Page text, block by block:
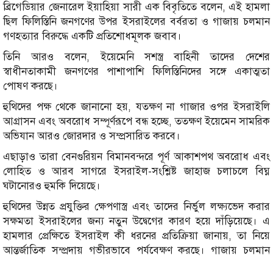
ব্রিগেডিয়ার জেনারেল ইয়াহিয়া সারী এক বিবৃতিতে বলেন, এই হামলা
ছিল ফিলিস্তিনি জনগণের উপর ইসরাইলের বর্বরতা ও গাজায় চলমান
গণহত্যার বিরুদ্ধে একটি প্রতিশোধমূলক জবাব।
তিনি আরও বলেন, ইয়েমেনি সশস্ত্র বাহিনী তাদের দেশের
স্বাধীনতাকামী জনগণের পাশাপাশি ফিলিস্তিনিদের সঙ্গে একাত্মতা
পোষণ করছে।
হুথিদের পক্ষ থেকে জানানো হয়, যতক্ষণ না গাজার ওপর ইসরাইলি
আগ্রাসন এবং অবরোধ সম্পূর্ণরূপে বন্ধ হচ্ছে, ততক্ষণ ইয়েমেন সামরিক
অভিযান আরও জোরদার ও সম্প্রসারিত করবে।
এছাড়াও তারা বেনগুরিয়ন বিমানবন্দরে পূর্ণ আকাশপথ অবরোধ এবং
লোহিত ও আরব সাগরে ইসরাইল-সংশ্লিষ্ট জাহাজ চলাচলে বিঘ্ন
ঘটানোরও হুমকি দিয়েছে।
হুথিদের উন্নত প্রযুক্তির ক্ষেপণাস্ত্র এবং তাদের নির্ভুল লক্ষ্যভেদ করার
সক্ষমতা ইসরাইলের জন্য নতুন উদ্বেগের কারণ হয়ে দাঁড়িয়েছে। এ
হামলার প্রেক্ষিতে ইসরাইল কী ধরনের প্রতিক্রিয়া জানায়, তা নিয়ে
আন্তর্জাতিক সম্প্রদায় গভীরভাবে পর্যবেক্ষণ করছে। গাজায় চলমান